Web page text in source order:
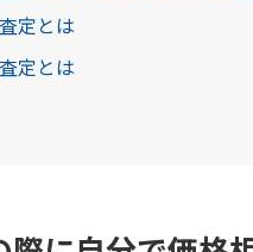
定とは
定とは